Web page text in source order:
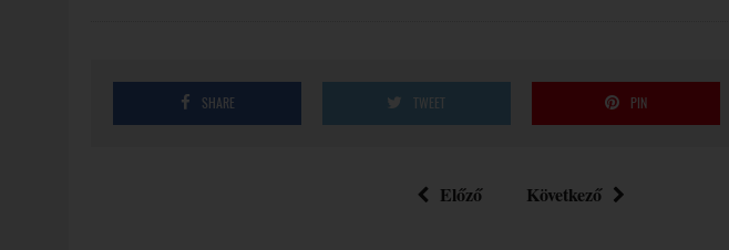
SHARE TWEET PIN
Előző Következő